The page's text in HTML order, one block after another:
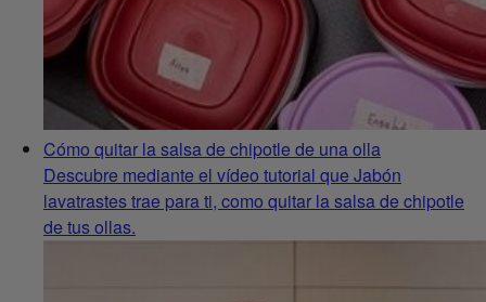
Cómo quitar la salsa de chipotle de una olla
Descubre mediante el vídeo tutorial que Jabón
lavatrastes trae para ti, como quitar la salsa de chipotle
de tus ollas.